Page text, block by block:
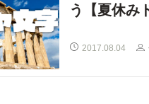
う【夏休み
2017.08.04